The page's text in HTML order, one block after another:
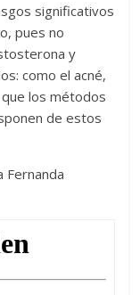
significativos
pues no
y
como el acné,
los métodos
de estos
Fernanda